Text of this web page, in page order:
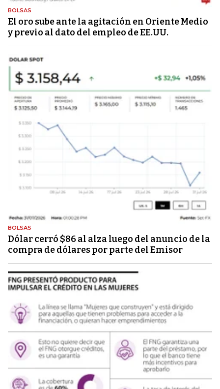
BOLSAS
El oro sube ante la agitación en Oriente Medio
y previo al dato del empleo de EE.UU.
BOLSAS
Dólar cerró $86 al alza luego del anuncio de la
compra de dólares por parte del Emisor